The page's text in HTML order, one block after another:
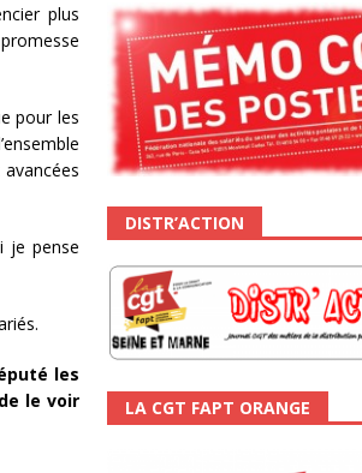
plus
pour les
je pense
les
le voir
DISTR’ACTION
LA CGT FAPT ORANGE